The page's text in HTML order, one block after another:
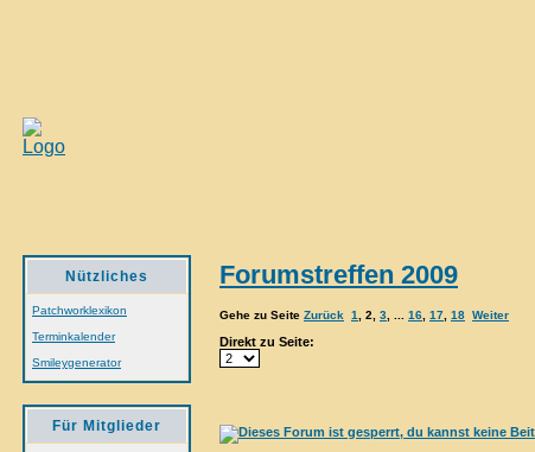
Nützliches
Patchworklexikon
Terminkalender
Smileygenerator
Für Mitglieder
Forumstreffen 2009
Gehe zu Seite Zurück 1 2 3 16 17 18 Weiter
Direkt zu Seite: